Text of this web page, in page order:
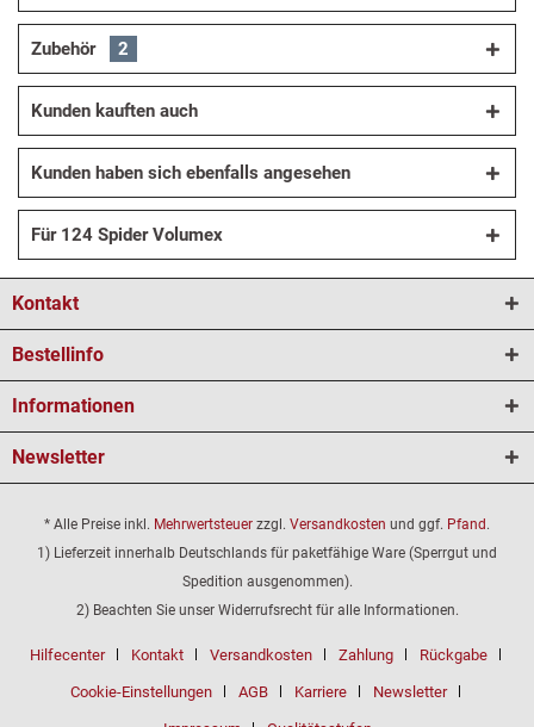
Zubehör 2
Kunden kauften auch
Kunden haben sich ebenfalls angesehen
Für 124 Spider Volumex
Kontakt
Bestellinfo
Informationen
Newsletter
* Alle Preise inkl. Mehrwertsteuer zzgl. Versandkosten und ggf. Pfand.
1) Lieferzeit innerhalb Deutschlands für paketfähige Ware (Sperrgut und
Spedition ausgenommen).
2) Beachten Sie unser Widerrufsrecht für alle Informationen.
Hilfecenter Kontakt Versandkosten Zahlung Rückgabe
Cookie-Einstellungen AGB Karriere Newsletter